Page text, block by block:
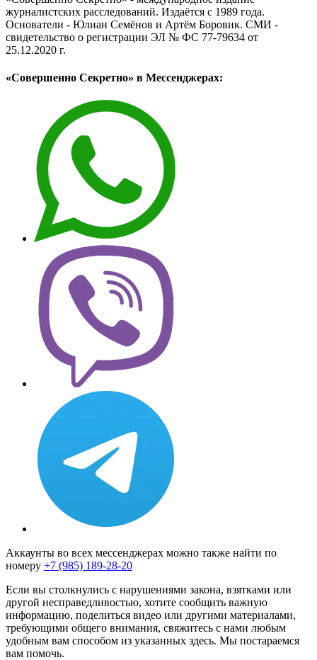
журналистских расследований. Издаётся с 1989 года.
Основатели - Юлиан Семёнов и Артём Боровик. CМИ -
свидетельство о регистрации ЭЛ № ФС 77-79634 от
25.12.2020 г.
«Совершенно Секретно» в Мессенджерах:
Аккаунты во всех мессенджерах можно также найти по
номеру +7 (985) 189-28-20
Если вы столкнулись с нарушениями закона, взятками или
другой несправедливостью, хотите сообщить важную
информацию, поделиться видео или другими материалами,
требующими общего внимания, свяжитесь с нами любым
удобным вам способом из указанных здесь. Мы постараемся
вам помочь.